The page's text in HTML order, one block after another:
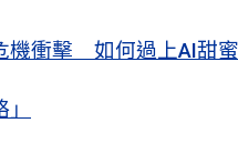
機衝擊 如何過上AI甜蜜